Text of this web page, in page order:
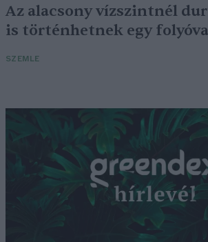
Az alacsony vízszintnél
is történhetnek egy
SZEMLE